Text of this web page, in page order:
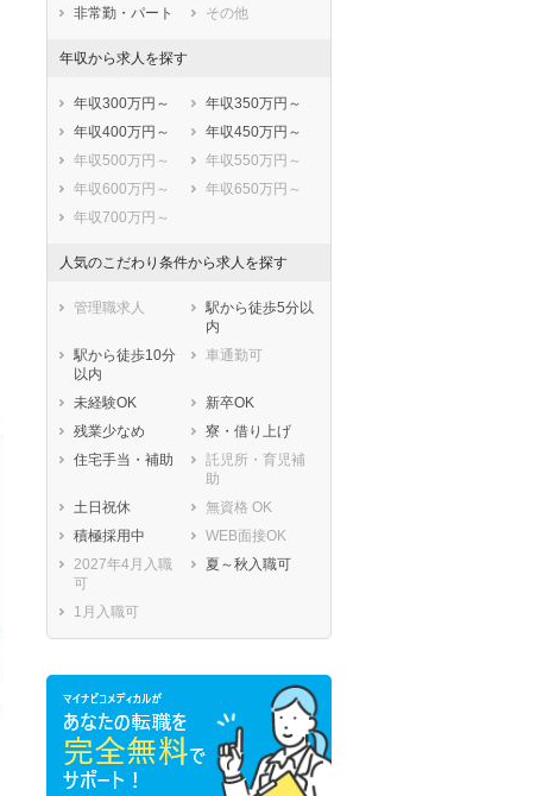
非常勤・パート
その他
年収から求人を探す
年収300万円～
年収350万円～
年収400万円～
年収450万円～
年収500万円～
年収550万円～
年収600万円～
年収650万円～
年収700万円～
人気のこだわり条件から求人を探す
管理職求人
駅から徒歩5分以
内
駅から徒歩10分
以内
車通勤可
未経験OK
新卒OK
残業少なめ
寮・借り上げ
住宅手当・補助
託児所・育児補
助
土日祝休
無資格 OK
積極採用中
WEB面接OK
2027年4月入職
可
夏～秋入職可
1月入職可